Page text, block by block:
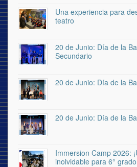
Una experiencia para
teatro
20 de Junio: Día de la
Secundario
20 de Junio: Día de la
20 de Junio: Día de la
Immersion Camp 2026:
inolvidable para 6°